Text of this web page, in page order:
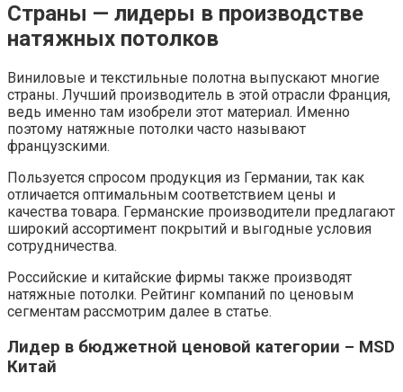
Страны — лидеры в производстве
натяжных потолков
Виниловые и текстильные полотна выпускают многие
страны. Лучший производитель в этой отрасли Франция,
ведь именно там изобрели этот материал. Именно
поэтому натяжные потолки часто называют
французскими.
Пользуется спросом продукция из Германии, так как
отличается оптимальным соответствием цены и
качества товара. Германские производители предлагают
широкий ассортимент покрытий и выгодные условия
сотрудничества.
Российские и китайские фирмы также производят
натяжные потолки. Рейтинг компаний по ценовым
сегментам рассмотрим далее в статье.
Лидер в бюджетной ценовой категории – MSD
Китай